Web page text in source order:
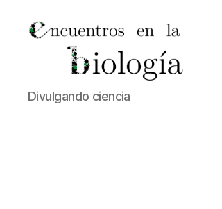
Encuentros
en
Divulgando ciencia